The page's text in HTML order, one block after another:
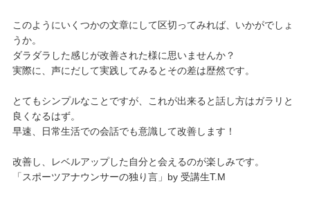
このようにいくつかの文章にして区切ってみれば、いかがでしょ
うか。
ダラダラした感じが改善された様に思いませんか？
実際に、声にだして実践してみるとその差は歴然です。
とてもシンプルなことですが、これが出来ると話し方はガラリと
良くなるはず。
早速、日常生活での会話でも意識して改善します！
改善し、レベルアップした自分と会えるのが楽しみです。
「スポーツアナウンサーの独り言」by 受講生T.M